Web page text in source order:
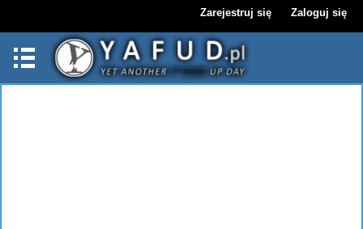
Zarejestruj się Zaloguj się